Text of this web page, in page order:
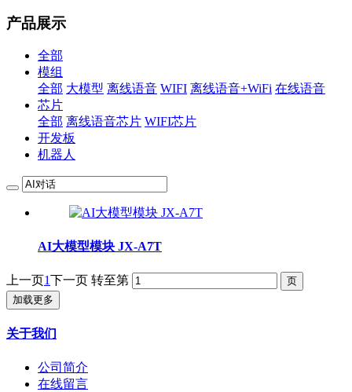
产品展示
全部
模组
全部 大模型 离线语音 WIFI 离线语音+WiFi 在线语音
芯片
全部 离线语音芯片 WIFI芯片
开发板
机器人
AI大模型模块 JX-A7T
上一页1下一页 转至第
加载更多
关于我们
公司简介
在线留言